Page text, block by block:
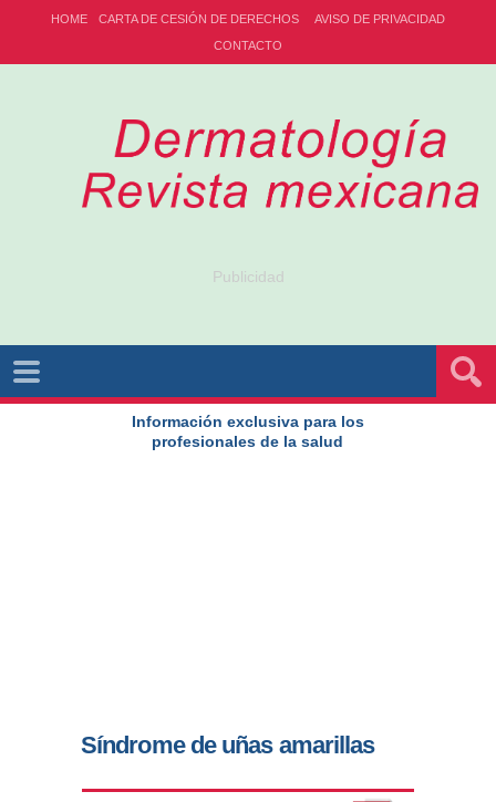
HOME CARTA DE CESIÓN DE DERECHOS
AVISO DE PRIVACIDAD
CONTACTO
Publicidad
Información exclusiva para los
profesionales de la salud
Síndrome de uñas amarillas